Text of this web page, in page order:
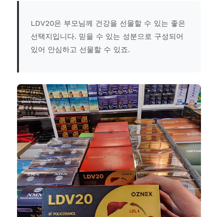
LDV20은 부모님께 건강을 선물할 수 있는 좋은
선택지입니다. 믿을 수 있는 성분으로 구성되어
있어 안심하고 선물할 수 있죠.